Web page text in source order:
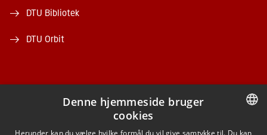
DTU Bibliotek
DTU Orbit
FACEBOOK
DANISH
Denne hjemmeside bruger
cookies
Herunder kan du vælge hvilke formål du vil give samtykke til. Du kan